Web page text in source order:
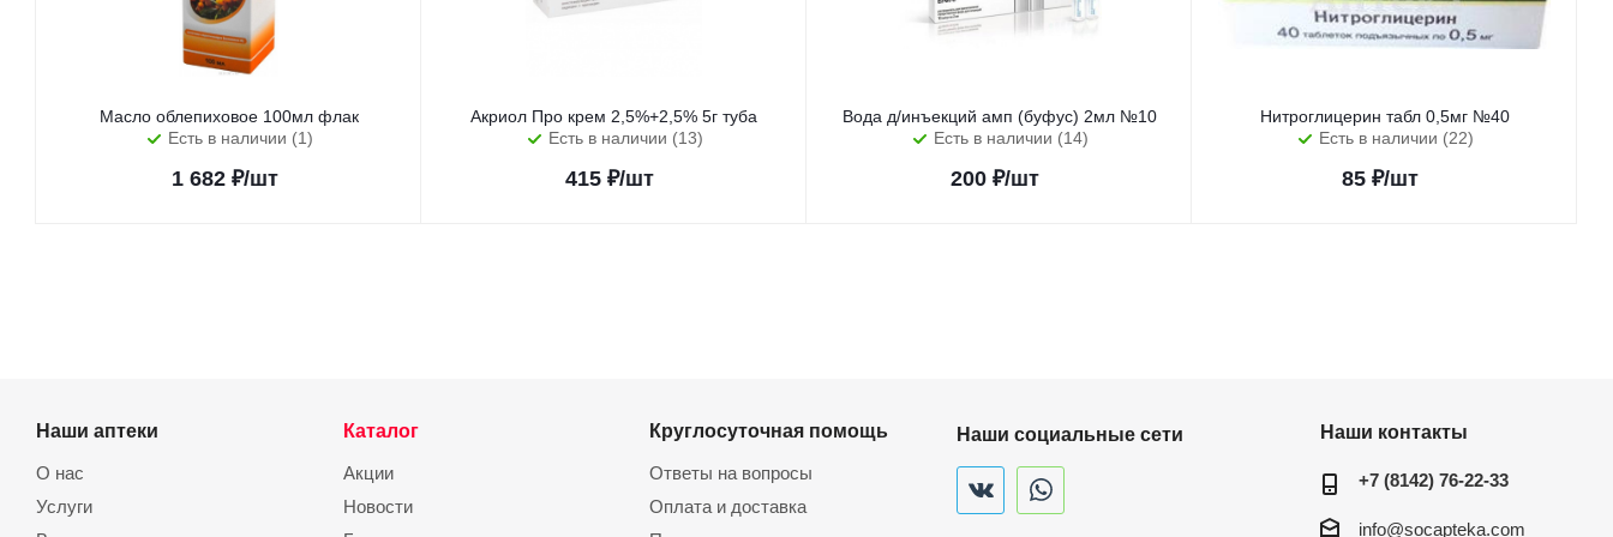
Масло облепиховое 100мл флак
Есть в наличии (1)
1 682₽/шт
Акриол Про крем 2,5%+2,5% 5г туба
Есть в наличии (13)
415 ₽/шт
Вода д/инъекций амп (буфус) 2мл №10
Есть в наличии (14)
200 ₽/шт
Нитроглицерин табл 0,5мг №40
Есть в наличии (22)
85 ₽/шт
Наши аптеки
О нас
Услуги
Каталог
Акции
Новости
Круглосуточная помощь
Ответы на вопросы
Оплата и доставка
Наши социальные сети Наши контакты
+7 (8142) 76-22-33
info@socapteka.com